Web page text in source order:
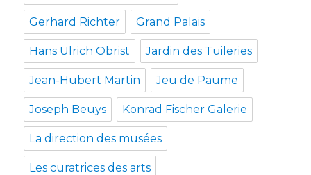
Gerhard Richter Grand Palais
Hans Ulrich Obrist Jardin des Tuileries
Jean-Hubert Martin Jeu de Paume
Joseph Beuys Konrad Fischer Galerie
La direction des musées
Les curatrices des arts